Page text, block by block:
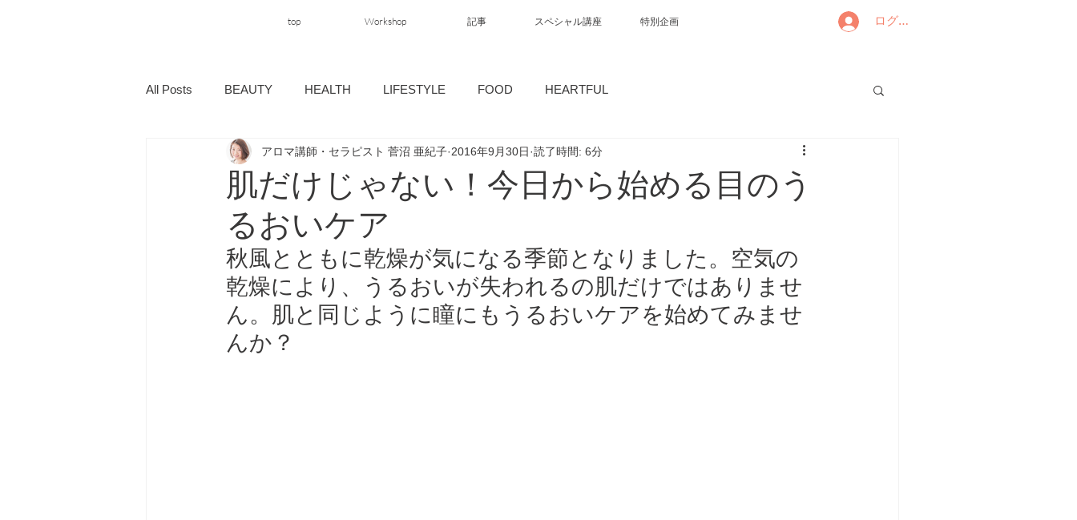
top Workshop 記事 スペシャル講座 特別企画 ログイン
All Posts BEAUTY HEALTH LIFESTYLE FOOD HEARTFUL
肌だけじゃない！今日から始める目のう
るおいケア
アロマ講師・セラピスト 菅沼 亜紀子 2016年9月30日 読了時間: 6分
秋風とともに乾燥が気になる季節となりました。空気の
乾燥により、うるおいが失われるの肌だけではありませ
ん。肌と同じように瞳にもうるおいケアを始めてみませ
んか？